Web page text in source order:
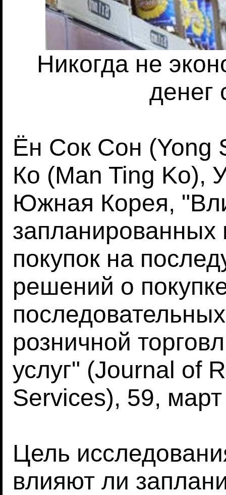
Никогда не
денег
Ён Сок Сон (Yong
Ко (Man Ting Ko),
Южная Корея,
запланированных
покупок на
решений о
розничной
услуг" (Journal of
Services), 59,
Цель
влияют ли